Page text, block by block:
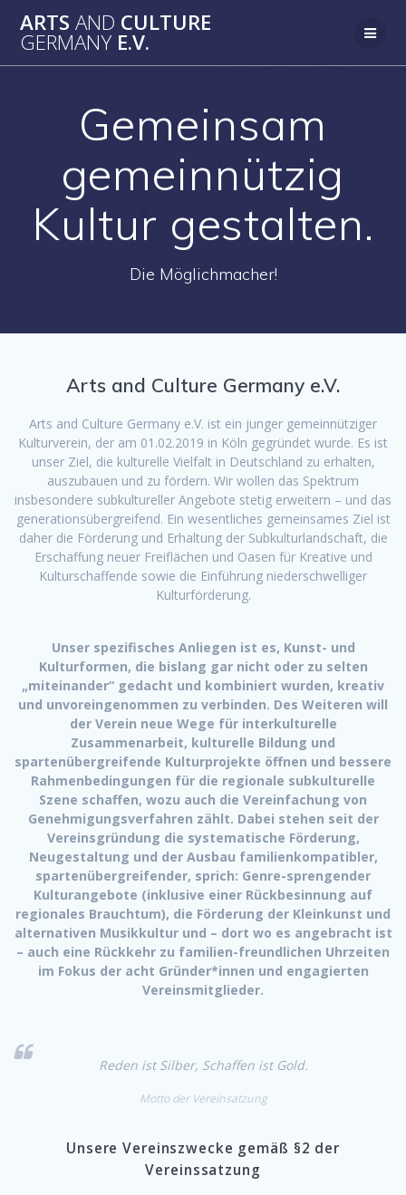
Inhalt
ARTS AND CULTURE
GERMANY E.V.
Gemeinsam
gemeinnützig
Kultur gestalten.
Die Möglichmacher!
Arts and Culture Germany e.V.
Arts and Culture Germany e.V. ist ein junger gemeinnütziger
Kulturverein, der am 01.02.2019 in Köln gegründet wurde. Es ist
unser Ziel, die kulturelle Vielfalt in Deutschland zu erhalten,
auszubauen und zu fördern. Wir wollen das Spektrum
insbesondere subkultureller Angebote stetig erweitern – und das
generationsübergreifend. Ein wesentliches gemeinsames Ziel ist
daher die Förderung und Erhaltung der Subkulturlandschaft, die
Erschaffung neuer Freiflächen und Oasen für Kreative und
Kulturschaffende sowie die Einführung niederschwelliger
Kulturförderung.
Unser spezifisches Anliegen ist es, Kunst- und
Kulturformen, die bislang gar nicht oder zu selten
„miteinander“ gedacht und kombiniert wurden, kreativ
und unvoreingenommen zu verbinden. Des Weiteren will
der Verein neue Wege für interkulturelle
Zusammenarbeit, kulturelle Bildung und
spartenübergreifende Kulturprojekte öffnen und bessere
Rahmenbedingungen für die regionale subkulturelle
Szene schaffen, wozu auch die Vereinfachung von
Genehmigungsverfahren zählt. Dabei stehen seit der
Vereinsgründung die systematische Förderung,
Neugestaltung und der Ausbau familienkompatibler,
spartenübergreifender, sprich: Genre-sprengender
Kulturangebote (inklusive einer Rückbesinnung auf
regionales Brauchtum), die Förderung der Kleinkunst und
alternativen Musikkultur und – dort wo es angebracht ist
– auch eine Rückkehr zu familien-freundlichen Uhrzeiten
im Fokus der acht Gründer*innen und engagierten
Vereinsmitglieder.
Reden ist Silber, Schaffen ist Gold.
Motto der Vereinsatzung
Unsere Vereinszwecke gemäß §2 der
Vereinssatzung